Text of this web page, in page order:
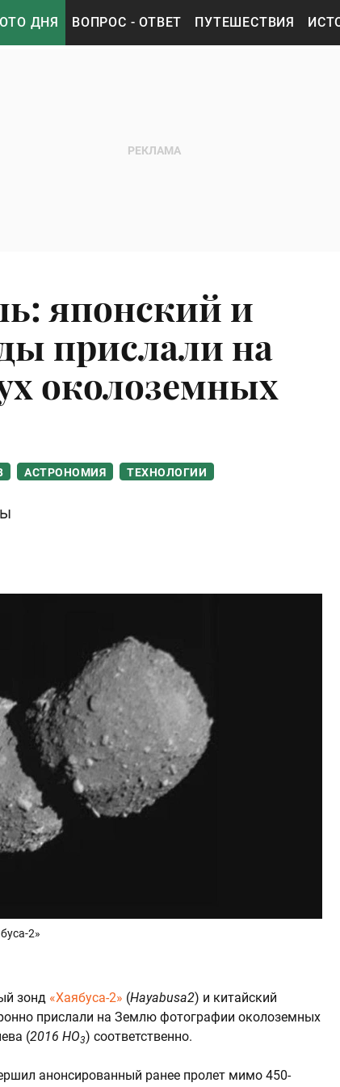
ДНЯ ВОПРОС - ОТВЕТ ПУТЕШЕСТВИЯ
японский и
прислали на
околоземных
АСТРОНОМИЯ ТЕХНОЛОГИИ
2»
зонд «Хаябуса-2» (Hayabusa2) и китайский
прислали на Землю фотографии околоземных
(2016 HO3) соответственно.
анонсированный ранее пролет мимо 450-